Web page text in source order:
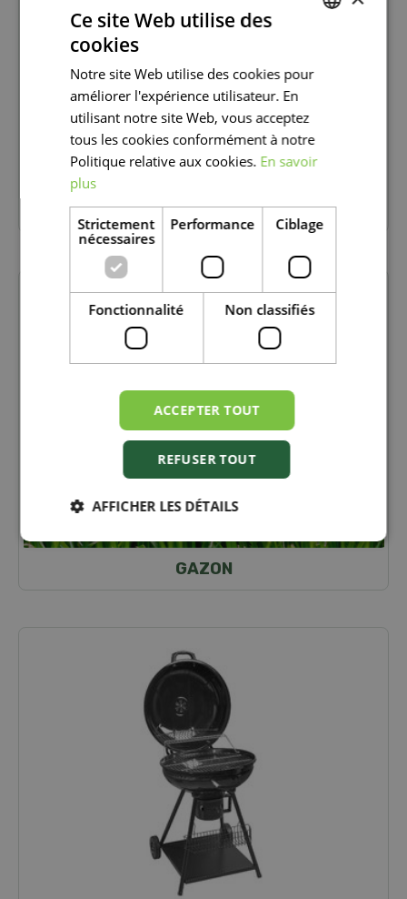
ENGRAIS
GAZON
FRENCH
Ce site Web utilise des
cookies
Notre site Web utilise des cookies pour
améliorer l'expérience utilisateur. En
utilisant notre site Web, vous acceptez
tous les cookies conformément à notre
Politique relative aux cookies. En savoir
plus
Strictement
nécessaires
Performance Ciblage
Fonctionnalité Non classifiés
ACCEPTER TOUT
REFUSER TOUT
AFFICHER LES DÉTAILS